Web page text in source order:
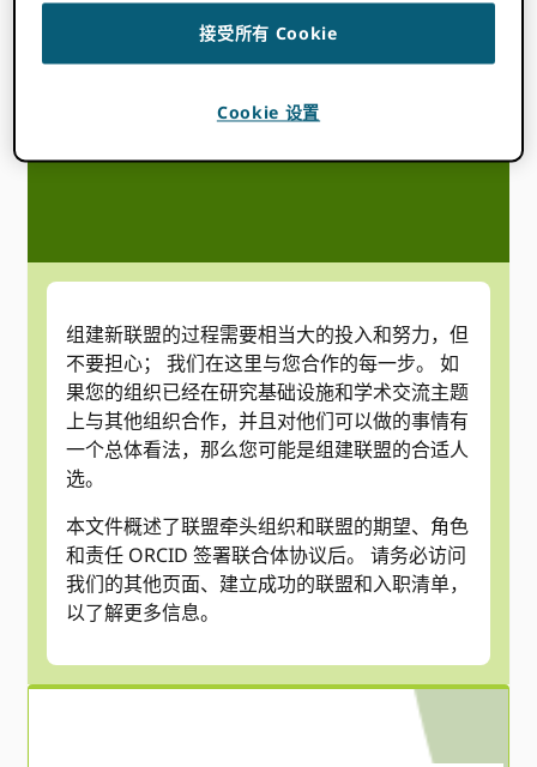
找出财团的职责和 ORCID 签订协议后
组建新联盟的过程需要相当大的投入和努力，但
不要担心； 我们在这里与您合作的每一步。 如
果您的组织已经在研究基础设施和学术交流主题
上与其他组织合作，并且对他们可以做的事情有
一个总体看法，那么您可能是组建联盟的合适人
选。
本文件概述了联盟牵头组织和联盟的期望、角色
和责任 ORCID 签署联合体协议后。 请务必访问
我们的其他页面、建立成功的联盟和入职清单，
以了解更多信息。
接受所有 Cookie
Cookie 设置